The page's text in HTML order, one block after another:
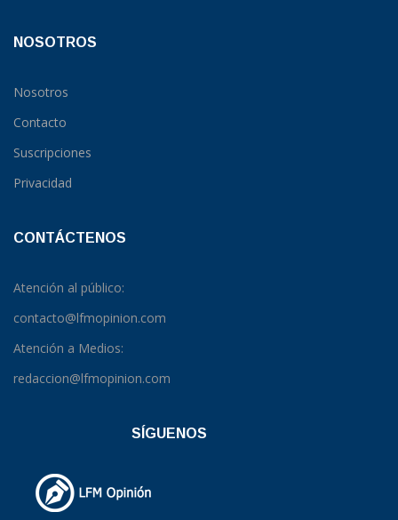
NOSOTROS
Nosotros
Contacto
Suscripciones
Privacidad
CONTÁCTENOS
Atención al público:
contacto@lfmopinion.com
Atención a Medios:
redaccion@lfmopinion.com
SÍGUENOS